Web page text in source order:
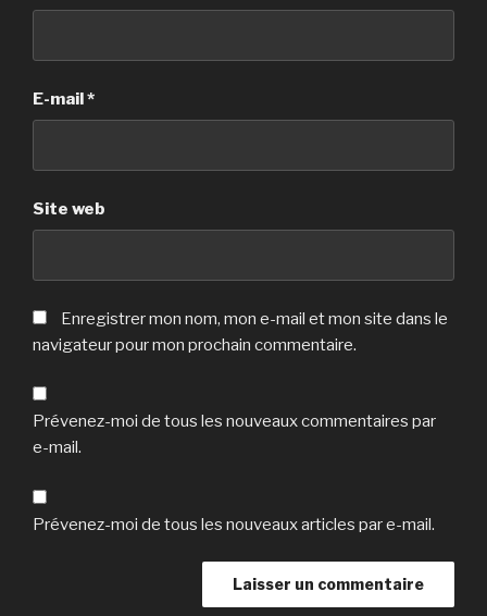
E-mail*
Site web
Enregistrer mon nom, mon e-mail et mon site dans le
navigateur pour mon prochain commentaire.
Prévenez-moi de tous les nouveaux commentaires par
e-mail.
Prévenez-moi de tous les nouveaux articles par e-mail.